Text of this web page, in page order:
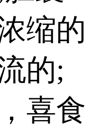
缩的
的;
喜食